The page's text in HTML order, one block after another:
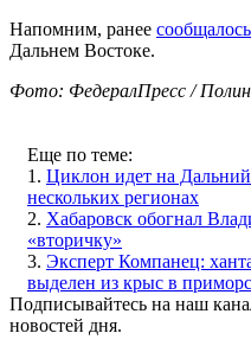
Напомним, ранее сообщалось
Дальнем Востоке.
Фото: ФедералПресс /
Еще по теме:
1. Циклон идет на
нескольких регионах
2. Хабаровск обогнал
«вторичку»
3. Эксперт Компанец:
выделен из крыс в
Подписывайтесь на наш
новостей дня.